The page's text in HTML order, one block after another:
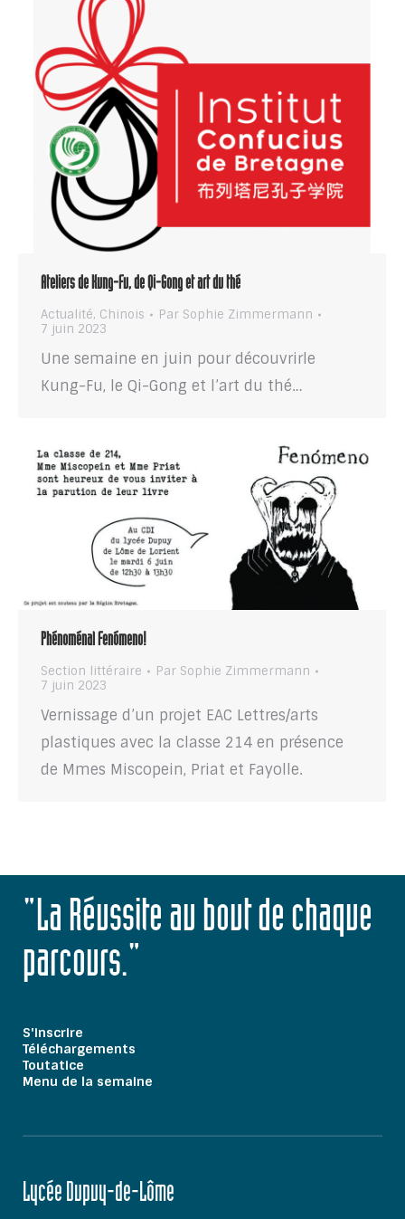
Ateliers de Kung-Fu, de Qi-Gong et art du thé
Actualité, Chinois Par Sophie Zimmermann
7 juin 2023
Une semaine en juin pour découvrirle
Kung-Fu, le Qi-Gong et l’art du thé…
Phénoménal Fenómeno!
Section littéraire Par Sophie Zimmermann
7 juin 2023
Vernissage d’un projet EAC Lettres/arts
plastiques avec la classe 214 en présence
de Mmes Miscopein, Priat et Fayolle.
"La Réussite au bout de chaque
parcours."
S'inscrire
Téléchargements
Toutatice
Menu de la semaine
Lycée Dupuy-de-Lôme